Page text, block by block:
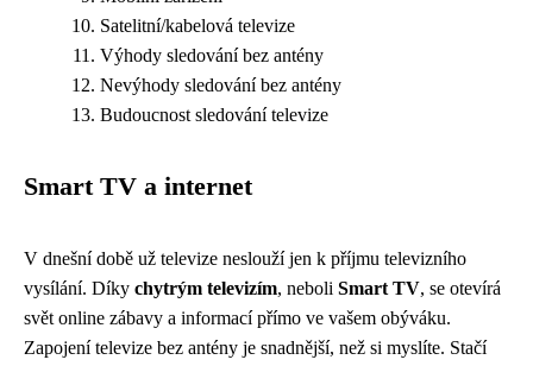
Satelitní/kabelová televize
Výhody sledování bez antény
Nevýhody sledování bez antény
Budoucnost sledování televize
Smart TV a internet
V dnešní době už televize neslouží jen k příjmu televizního
vysílání. Díky chytrým televizím, neboli Smart TV, se otevírá
svět online zábavy a informací přímo ve vašem obýváku.
Zapojení televize bez antény je snadnější, než si myslíte. Stačí